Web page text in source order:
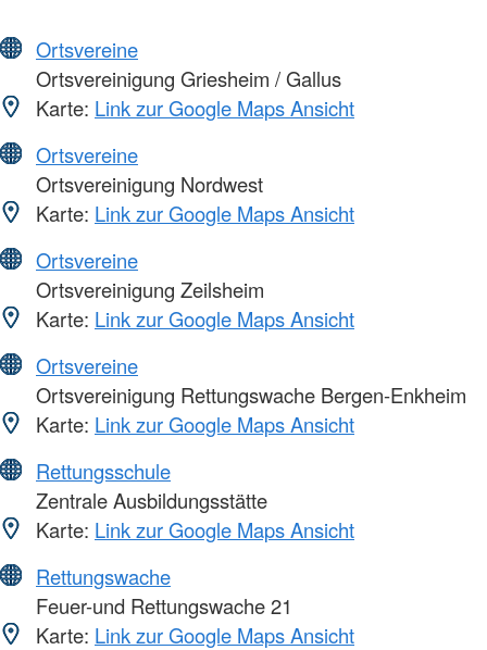
Ortsvereine
Ortsvereinigung Griesheim / Gallus
Karte: Link zur Google Maps Ansicht
Ortsvereine
Ortsvereinigung Nordwest
Karte: Link zur Google Maps Ansicht
Ortsvereine
Ortsvereinigung Zeilsheim
Karte: Link zur Google Maps Ansicht
Ortsvereine
Ortsvereinigung Rettungswache Bergen-Enkheim
Karte: Link zur Google Maps Ansicht
Rettungsschule
Zentrale Ausbildungsstätte
Karte: Link zur Google Maps Ansicht
Rettungswache
Feuer-und Rettungswache 21
Karte: Link zur Google Maps Ansicht